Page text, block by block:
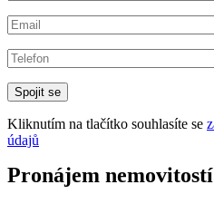
Kliknutím na tlačítko souhlasíte se
údajů
Pronájem nemovitostí